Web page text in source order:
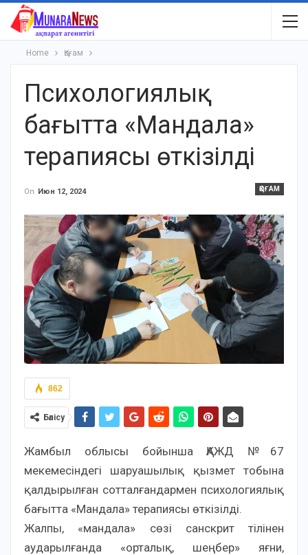
Home Қоғам
Психологиялық
бағытта «Мандала»
терапиясы өткізілді
ҚОҒАМ
On Июн 12, 2024
862
Бөлісу
Жамбыл облысы бойынша ҚАЖД №67
мекемесіндегі шаруашылық қызмет тобына
қалдырылған сотталғандармен психологиялық
бағытта «Мандала» терапиясы өткізілді.
Жалпы, «мандала» сөзі санскрит тілінен
аударылғанда «орталық, шеңбер» яғни,